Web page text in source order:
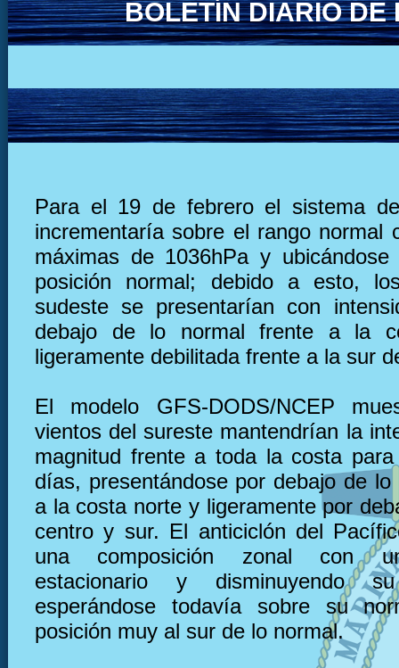
BOLETÍN DIARIO DE
Para el 19 de febrero el sistema
incrementaría sobre el rango normal
máximas de 1036hPa y
posición normal; debido a esto,
sudeste se presentarían con
debajo de lo normal frente a la
ligeramente debilitada frente a la sur
El modelo GFS-DODS/NCEP
vientos del sureste mantendrían la
magnitud frente a toda la costa
días, presentándose por debajo de lo
a la costa norte y ligeramente por
centro y sur. El anticiclón del
una composición zonal con
estacionario y disminuyendo
esperándose todavía sobre su
posición muy al sur de lo normal.